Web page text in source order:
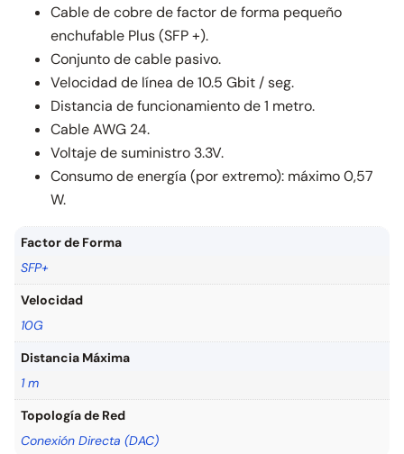
Cable de cobre de factor de forma pequeño
enchufable Plus (SFP +).
Conjunto de cable pasivo.
Velocidad de línea de 10.5 Gbit / seg.
Distancia de funcionamiento de 1 metro.
Cable AWG 24.
Voltaje de suministro 3.3V.
Consumo de energía (por extremo): máximo 0,57
W.
Factor de Forma
SFP+
Velocidad
10G
Distancia Máxima
1 m
Topología de Red
Conexión Directa (DAC)